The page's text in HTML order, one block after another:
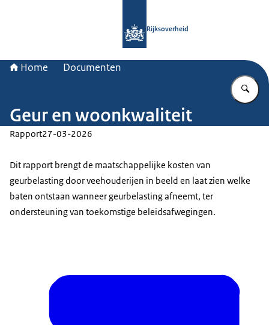
Rijksoverheid
Home Documenten
Geur en woonkwaliteit
Rapport27-03-2026
Dit rapport brengt de maatschappelijke kosten van
geurbelasting door veehouderijen in beeld en laat zien welke
baten ontstaan wanneer geurbelasting afneemt, ter
ondersteuning van toekomstige beleidsafwegingen.